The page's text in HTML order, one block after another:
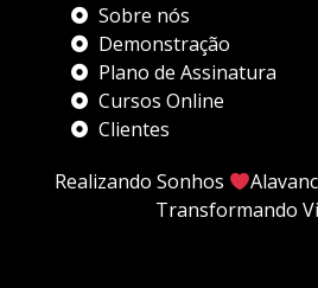
Sobre nós
Demonstração
Plano de Assinatura
Cursos Online
Clientes
Realizando Sonhos
Transformando